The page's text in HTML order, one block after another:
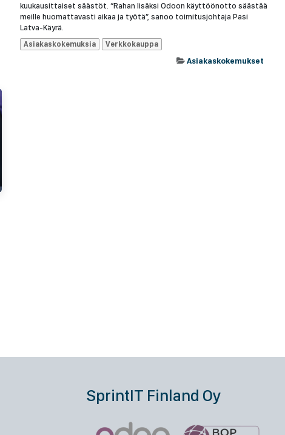
kuukausittaiset säästöt. “Rahan lisäksi Odoon käyttöönotto säästää
meille huomattavasti aikaa ja työtä”, sanoo toimitusjohtaja Pasi
Latva-Käyrä.
Asiakaskokemuksia
Verkkokauppa
Asiakaskokemukset
SprintIT Finland Oy